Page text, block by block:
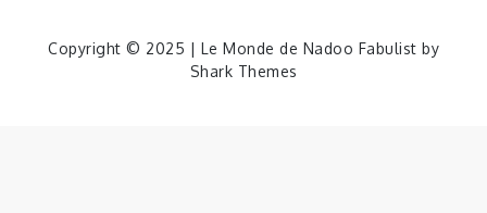
Copyright © 2025 | Le Monde de Nadoo Fabulist by
Shark Themes